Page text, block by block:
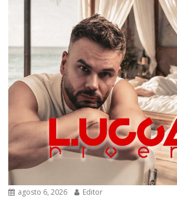
agosto 6, 2026 Editor